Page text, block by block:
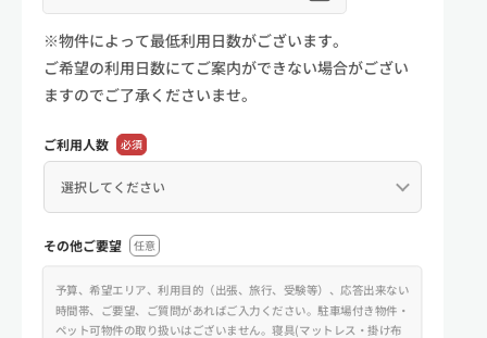
※物件によって最低利用日数がございます。
ご希望の利用日数にてご案内ができない場合がござい
ますのでご了承くださいませ。
ご利用人数 必須
その他ご要望 任意